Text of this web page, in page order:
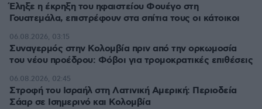
Έληξε η έκρηξη του ηφαιστείου Φουέγο στη
Γουατεμάλα, επιστρέφουν στα σπίτια τους οι κάτοικοι
Συναγερμός στην Κολομβία πριν από την ορκωμοσία
του νέου προέδρου: Φόβοι για τρομοκρατικές επιθέσεις
06.08.2026, 03:15
Στροφή του Ισραήλ στη Λατινική Αμερική: Περιοδεία
Σάαρ σε Ισημερινό και Κολομβία
06.08.2026, 02:45